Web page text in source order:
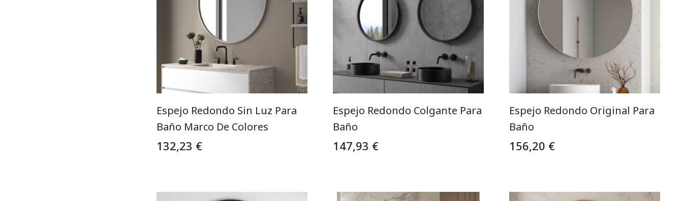
Espejo Redondo Sin Luz Para
Baño Marco De Colores
132,23 €
Espejo Redondo Colgante Para
Baño
147,93 €
Espejo Redondo Original Para
Baño
156,20 €